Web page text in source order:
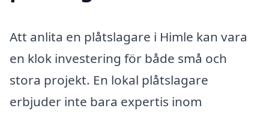
Att anlita en plåtslagare i Himle kan vara
en klok investering för både små och
stora projekt. En lokal plåtslagare
erbjuder inte bara expertis inom